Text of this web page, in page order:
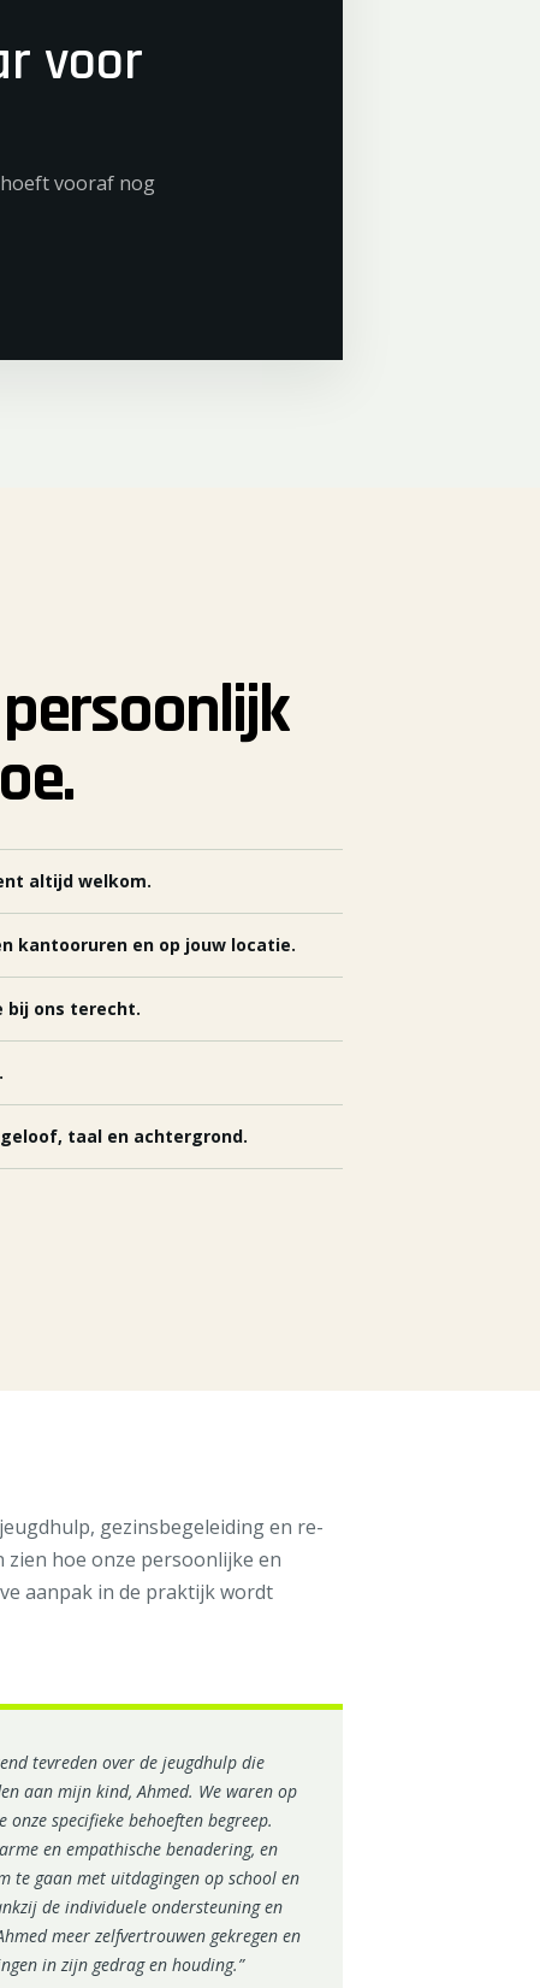
voor
vooraf nog
altijd welkom.
kantooruren en op jouw locatie.
bij ons terecht.
taal en achtergrond.
gezinsbegeleiding en re-
hoe onze persoonlijke en
aanpak in de praktijk wordt
tevreden over de jeugdhulp die
aan mijn kind, Ahmed. We waren op
onze specifieke behoeften begreep.
en empathische benadering, en
te gaan met uitdagingen op school en
de individuele ondersteuning en
meer zelfvertrouwen gekregen en
in zijn gedrag en houding.”